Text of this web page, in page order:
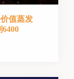
值蒸发